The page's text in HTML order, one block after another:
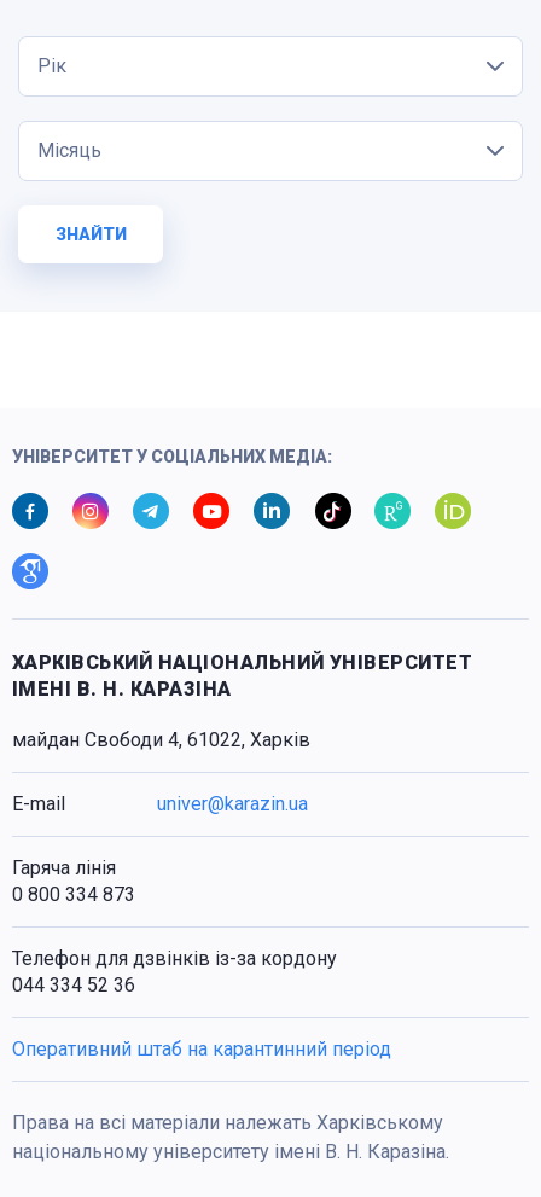
Рік
Місяць
ЗНАЙТИ
УНІВЕРСИТЕТ У СОЦІАЛЬНИХ МЕДІА:
ХАРКІВСЬКИЙ НАЦІОНАЛЬНИЙ УНІВЕРСИТЕТ
ІМЕНІ В. Н. КАРАЗІНА
майдан Свободи 4, 61022, Харків
E-mail univer@karazin.ua
Гаряча лінія
0 800 334 873
Телефон для дзвінків із-за кордону
044 334 52 36
Оперативний штаб на карантинний період
Права на всі матеріали належать Харківському
національному університету імені В. Н. Каразіна.